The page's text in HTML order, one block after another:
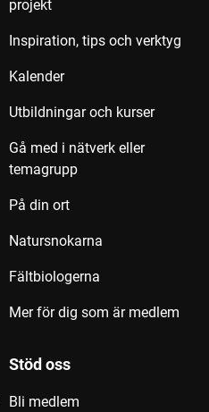
projekt
Inspiration, tips och verktyg
Kalender
Utbildningar och kurser
Gå med i nätverk eller
temagrupp
På din ort
Natursnokarna
Fältbiologerna
Mer för dig som är medlem
Stöd oss
Bli medlem